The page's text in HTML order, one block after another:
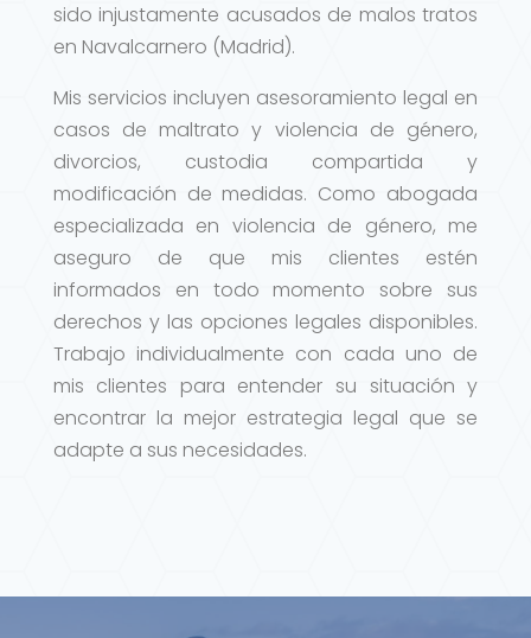
sido injustamente acusados de malos tratos
en Navalcarnero (Madrid).
Mis servicios incluyen asesoramiento legal en
casos de maltrato y violencia de género,
divorcios, custodia compartida y
modificación de medidas. Como abogada
especializada en violencia de género, me
aseguro de que mis clientes estén
informados en todo momento sobre sus
derechos y las opciones legales disponibles.
Trabajo individualmente con cada uno de
mis clientes para entender su situación y
encontrar la mejor estrategia legal que se
adapte a sus necesidades.